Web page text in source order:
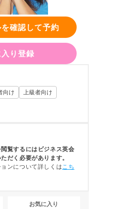
確認して予約
り登録
向け
上級者向け
閲覧するにはビジネス英会
だく必要があります。
ンについて詳しくはこち
お気に入り